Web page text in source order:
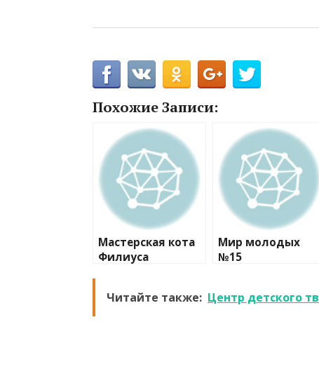
Похожие Записи:
Мастерская кота
Филиуса
Мир молодых
№15
Читайте также: Центр детского